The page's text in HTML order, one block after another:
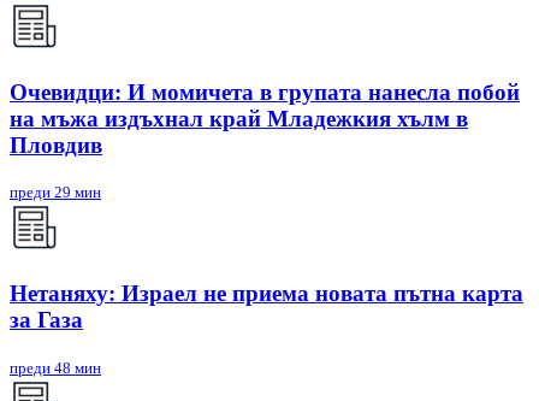
Очевидци: И момичета в групата нанесла побой
на мъжа издъхнал край Младежкия хълм в
Пловдив
преди 29 мин
Нетаняху: Израел не приема новата пътна карта
за Газа
преди 48 мин